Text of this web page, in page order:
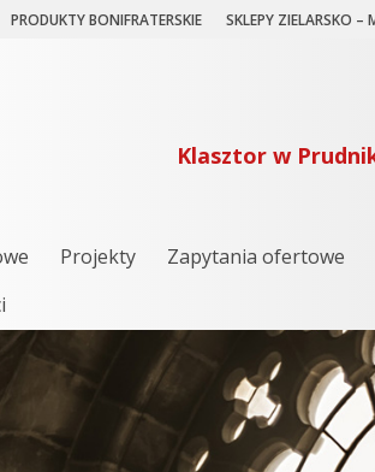
PRODUKTY BONIFRATERSKIE SKLEPY ZIELARSKO –
Klasztor w
Projekty Zapytania ofertowe